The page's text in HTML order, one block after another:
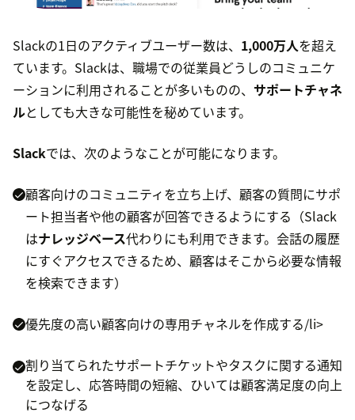
Slackの1日のアクティブユーザー数は、 1,000万人を超え
ています。Slackは、職場での従業員どうしのコミュニケ
ーションに利用されることが多いものの、 サポートチャネ
ルとしても大きな可能性を秘めています。
Slackでは、次のようなことが可能になります。
顧客向けのコミュニティを立ち上げ、顧客の質問にサポ
ート担当者や他の顧客が回答できるようにする（Slack
はナレッジベース代わりにも利用できます。会話の履歴
にすぐアクセスできるため、顧客はそこから必要な情報
を検索できます）
優先度の高い顧客向けの専用チャネルを作成する/li>
割り当てられたサポートチケットやタスクに関する通知
を設定し、応答時間の短縮、ひいては顧客満足度の向上
につなげる